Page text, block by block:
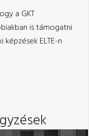
a GKT
is támogatni
ELTE-n